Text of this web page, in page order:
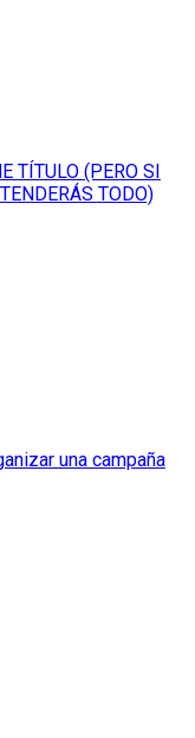
TÍTULO (PERO SI
TODO)
una campaña